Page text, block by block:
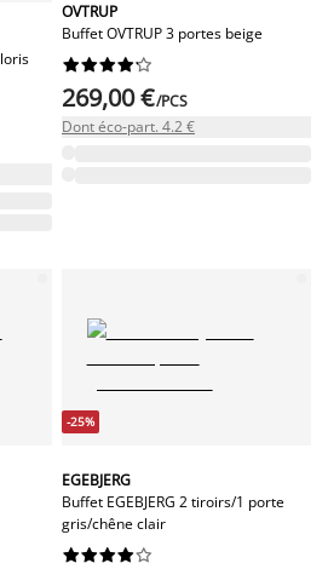
OVTRUP
Buffet OVTRUP 3 portes beige






269,00 €/PCS
Dont éco-part. 4.2 €
-25%
EGEBJERG
Buffet EGEBJERG 2 tiroirs/1 porte
gris/chêne clair





